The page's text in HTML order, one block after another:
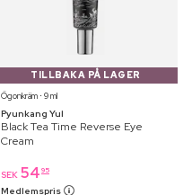
TILLBAKA PÅ LAGER
Ögonkräm ⋅ 9 ml
Pyunkang Yul
Black Tea Time Reverse Eye
Cream
SEK 54 95
Medlemspris